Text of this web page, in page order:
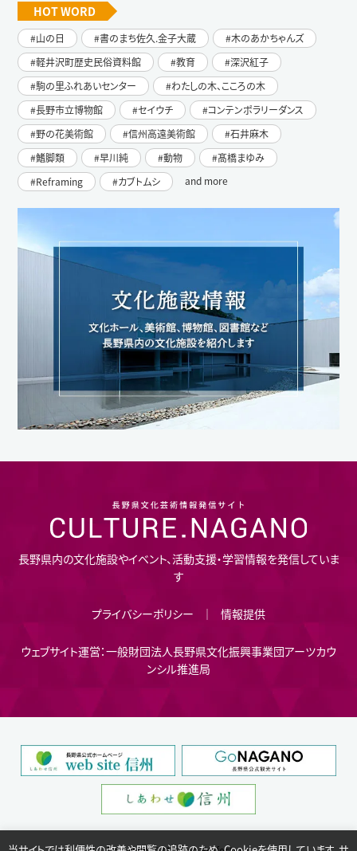
HOT WORD
山の日 書のまち佐久.金子大蔵
木のあかちゃんズ
軽井沢町歴史民俗資料館
教育
深沢紅子
駒の里ふれあいセンター
わたしの木、こころの木
長野市立博物館
セイウチ
コンテンポラリーダンス
野の花美術館
信州高遠美術館
石井麻木
鰭脚類
早川純 動物
髙橋まゆみ
Reframing
カブトムシ and more
長野県内の文化施設やイベント、活動支援・学習情報を発信していま
す
プライバシーポリシー 情報提供
ウェブサイト運営：一般財団法人長野県文化振興事業団アーツカウ
ンシル推進局